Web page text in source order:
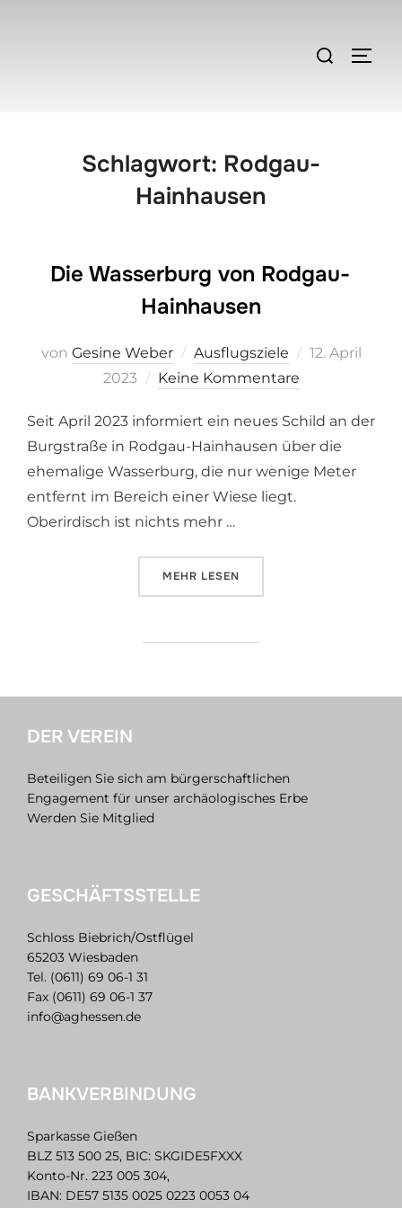
Suchen
Schlagwort: Rodgau-
Hainhausen
Die Wasserburg von Rodgau-
Hainhausen
von Gesine Weber Ausflugsziele
12. April
2023
Keine Kommentare
Seit April 2023 informiert ein neues Schild an der
Burgstraße in Rodgau-Hainhausen über die
ehemalige Wasserburg, die nur wenige Meter
entfernt im Bereich einer Wiese liegt.
Oberirdisch ist nichts mehr …
MEHR ÜBER „DIE WASSERBURG VON
LESEN
DER VEREIN
Beteiligen Sie sich am bürgerschaftlichen
Engagement für unser archäologisches Erbe
Werden Sie Mitglied
GESCHÄFTSSTELLE
Schloss Biebrich/Ostflügel
65203 Wiesbaden
Tel. (0611) 69 06-1 31
Fax (0611) 69 06-1 37
info@aghessen.de
BANKVERBINDUNG
Sparkasse Gießen
BLZ 513 500 25, BIC: SKGIDE5FXXX
Konto-Nr. 223 005 304,
IBAN: DE57 5135 0025 0223 0053 04